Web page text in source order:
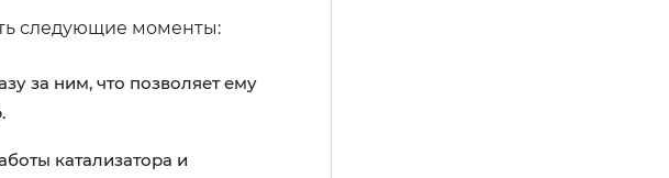
следующие моменты:
за ним, что позволяет ему
катализатора и